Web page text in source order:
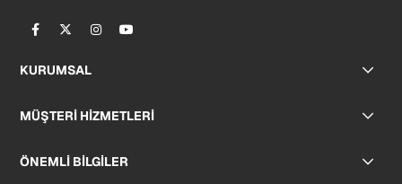
KURUMSAL
MÜŞTERİ HİZMETLERİ
ÖNEMLİ BİLGİLER